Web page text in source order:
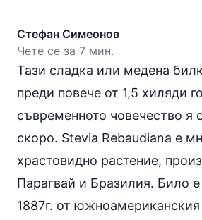
Стефан Симеонов
Чете се за 7 мин.
Тази сладка или медена
преди повече от 1,5 хиляди
съвременното човечество я
скоро. Stevia Rebaudiana е
храстовидно растение,
Парагвай и Бразилия. Било е
1887г. от